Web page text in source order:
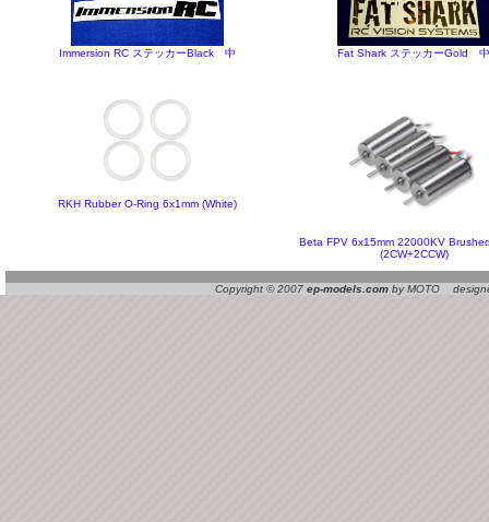
Immersion RC ステッカーBlack 中 Fat Shark ステッカーGold 中
RKH Rubber O-Ring 6x1mm (White)
Beta FPV 6x15mm 22000KV
(2CW+2CCW)
Copyright © 2007 ep-models.com by MOTO